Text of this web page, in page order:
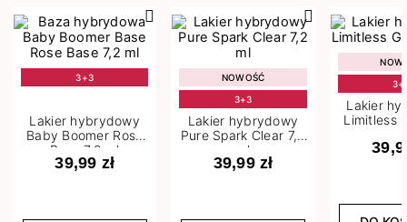
3+3
Lakier hybrydowy
Baby Boomer Rose
Base 7,2 ml
39,99 zł
NOWOŚĆ
3+3
Lakier hybrydowy
Pure Spark Clear 7,2
ml
39,99 zł
Lakier
Limitless